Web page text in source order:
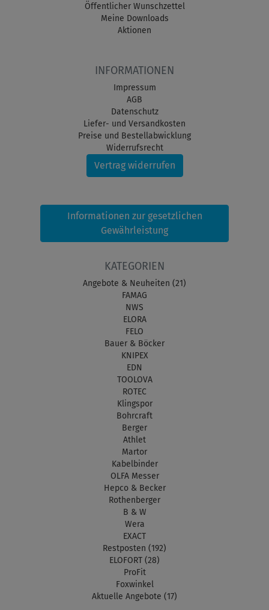
Öffentlicher Wunschzettel
Meine Downloads
Aktionen
INFORMATIONEN
Impressum
AGB
Datenschutz
Liefer- und Versandkosten
Preise und Bestellabwicklung
Widerrufsrecht
Vertrag widerrufen
Informationen zur gesetzlichen
Gewährleistung
KATEGORIEN
Angebote & Neuheiten (21)
FAMAG
NWS
ELORA
FELO
Bauer & Böcker
KNIPEX
EDN
TOOLOVA
ROTEC
Klingspor
Bohrcraft
Berger
Athlet
Martor
Kabelbinder
OLFA Messer
Hepco & Becker
Rothenberger
B & W
Wera
EXACT
Restposten (192)
ELOFORT (28)
ProFit
Foxwinkel
Aktuelle Angebote (17)